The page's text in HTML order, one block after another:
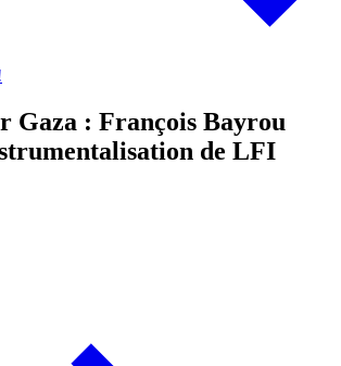
Gaza : François Bayrou
de LFI